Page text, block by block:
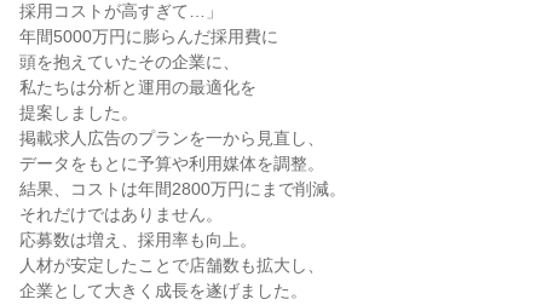
採用コストが高すぎて…」
年間5000万円に膨らんだ採用費に
頭を抱えていたその企業に、
私たちは分析と運用の最適化を
提案しました。
掲載求人広告のプランを一から見直し、
データをもとに予算や利用媒体を調整。
結果、コストは年間2800万円にまで削減。
それだけではありません。
応募数は増え、採用率も向上。
人材が安定したことで店舗数も拡大し、
企業として大きく成長を遂げました。